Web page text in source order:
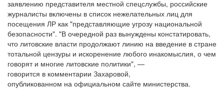
заявлению представителя местной спецслужбы, российские
журналисты включены в список нежелательных лиц для
посещения ЛР как "представляющие угрозу национальной
безопасности". "В очередной раз вынуждены констатировать,
что литовские власти продолжают линию на введение в стране
тотальной цензуры и искоренение любого инакомыслия, о чем
говорят и многие литовские политики", —
говорится в комментарии Захаровой,
опубликованном на официальном сайте министерства.